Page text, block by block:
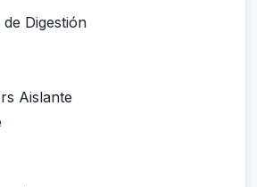
Digestión
Aislante